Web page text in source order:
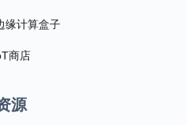
缘计算盒子
商店
源